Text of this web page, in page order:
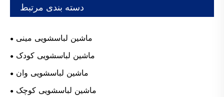
دسته بندی مرتبط
ماشین لباسشویی مینی
ماشین لباسشویی کودک
ماشین لباسشویی وان
ماشین لباسشویی کوچک